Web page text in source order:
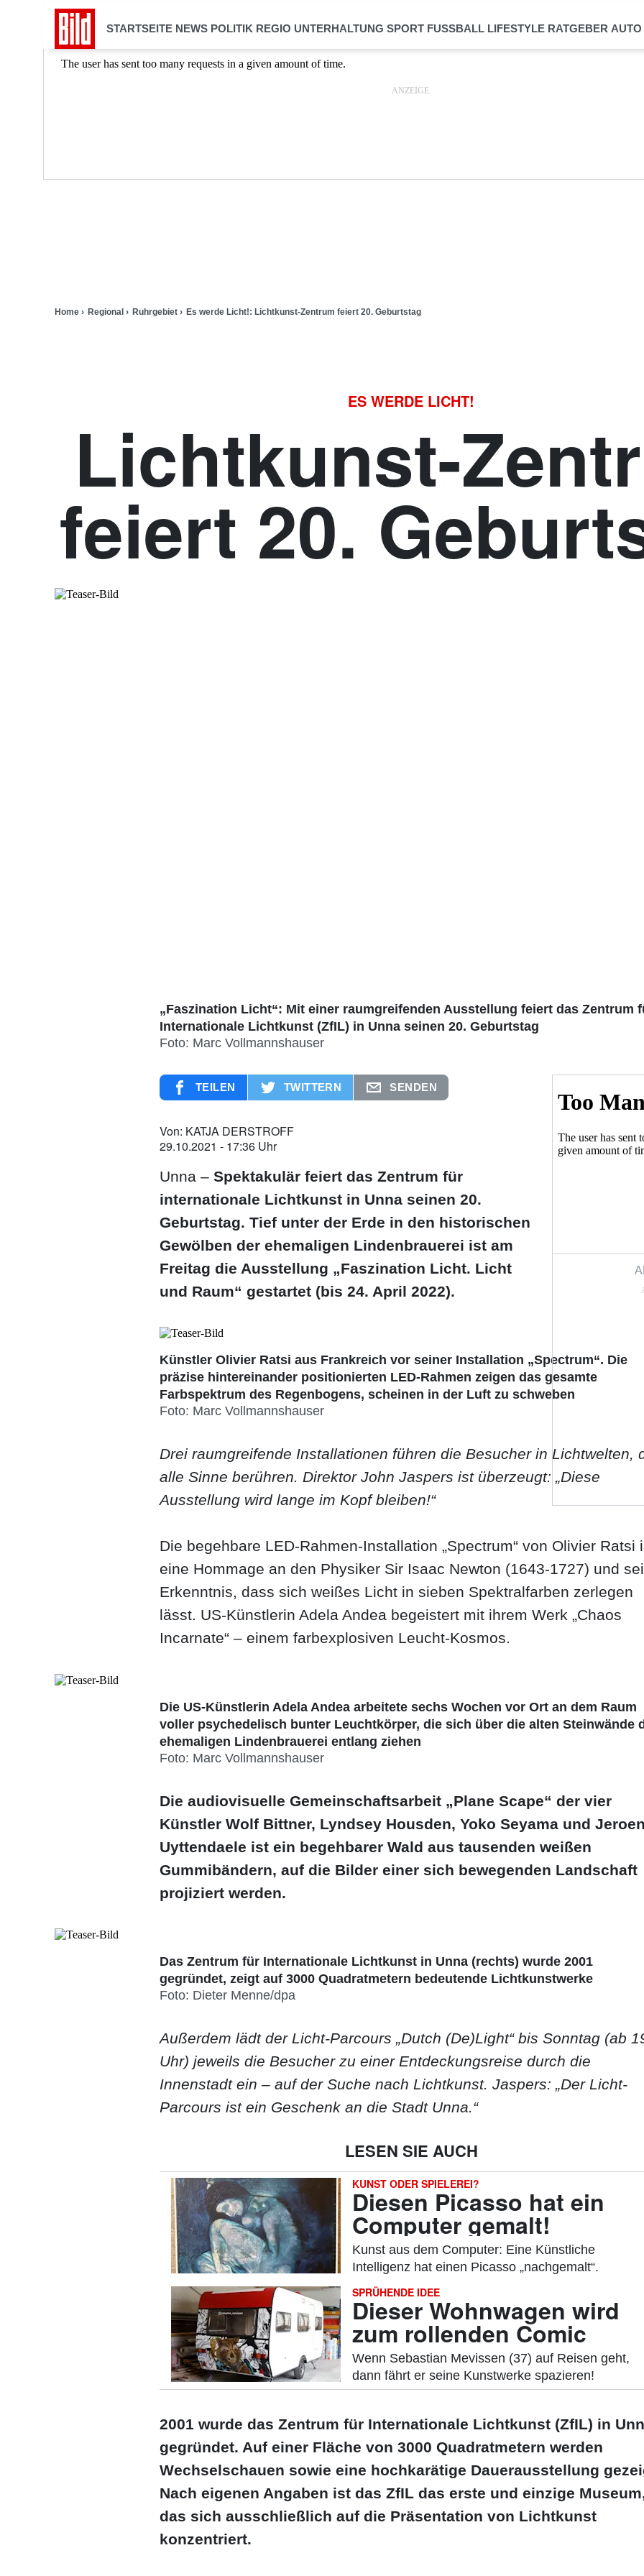
STARTSEITE NEWS POLITIK REGIO UNTERHALTUNG SPORT FUSSBALL LIFESTYLE RATGEBER AUTO
Home Regional Ruhrgebiet Es werde Licht!: Lichtkunst-Zentrum feiert 20. Geburtstag
ES WERDE LICHT!
Lichtkunst-
feiert 20.
„Faszination Licht“: Mit einer raumgreifenden Ausstellung feiert das Zentrum
Internationale Lichtkunst (ZfIL) in Unna seinen 20. Geburtstag
Foto: Marc Vollmannshauser
TEILEN TWITTERN SENDEN
Von: KATJA DERSTROFF
29.10.2021 - 17:36 Uhr
Unna – Spektakulär feiert das Zentrum für
internationale Lichtkunst in Unna seinen 20.
Geburtstag. Tief unter der Erde in den historischen
Gewölben der ehemaligen Lindenbrauerei ist am
Freitag die Ausstellung „Faszination Licht. Licht
und Raum“ gestartet (bis 24. April 2022).
Künstler Olivier Ratsi aus Frankreich vor seiner Installation „Spectrum“. Die
präzise hintereinander positionierten LED-Rahmen zeigen das gesamte
Farbspektrum des Regenbogens, scheinen in der Luft zu schweben
Foto: Marc Vollmannshauser
Drei raumgreifende Installationen führen die Besucher in Lichtwelten,
alle Sinne berühren. Direktor John Jaspers ist überzeugt: „Diese
Ausstellung wird lange im Kopf bleiben!“
Die begehbare LED-Rahmen-Installation „Spectrum“ von Olivier Ratsi
eine Hommage an den Physiker Sir Isaac Newton (1643-1727) und
Erkenntnis, dass sich weißes Licht in sieben Spektralfarben zerlegen
lässt. US-Künstlerin Adela Andea begeistert mit ihrem Werk „Chaos
Incarnate“ – einem farbexplosiven Leucht-Kosmos.
Die US-Künstlerin Adela Andea arbeitete sechs Wochen vor Ort an dem Raum
voller psychedelisch bunter Leuchtkörper, die sich über die alten Steinwände
ehemaligen Lindenbrauerei entlang ziehen
Foto: Marc Vollmannshauser
Die audiovisuelle Gemeinschaftsarbeit „Plane Scape“ der vier
Künstler Wolf Bittner, Lyndsey Housden, Yoko Seyama und
Uyttendaele ist ein begehbarer Wald aus tausenden weißen
Gummibändern, auf die Bilder einer sich bewegenden Landschaft
projiziert werden.
Das Zentrum für Internationale Lichtkunst in Unna (rechts) wurde 2001
gegründet, zeigt auf 3000 Quadratmetern bedeutende Lichtkunstwerke
Foto: Dieter Menne/dpa
Außerdem lädt der Licht-Parcours „Dutch (De)Light“ bis Sonntag (ab
Uhr) jeweils die Besucher zu einer Entdeckungsreise durch die
Innenstadt ein – auf der Suche nach Lichtkunst. Jaspers: „Der Licht-
Parcours ist ein Geschenk an die Stadt Unna.“
LESEN SIE AUCH
KUNST ODER SPIELEREI?
:Diesen Picasso hat ein
Computer gemalt!
Kunst aus dem Computer: Eine Künstliche
Intelligenz hat einen Picasso „nachgemalt“.
SPRÜHENDE IDEE
:Dieser Wohnwagen wird
zum rollenden Comic
Wenn Sebastian Mevissen (37) auf Reisen geht,
dann fährt er seine Kunstwerke spazieren!
2001 wurde das Zentrum für Internationale Lichtkunst (ZfIL) in
gegründet. Auf einer Fläche von 3000 Quadratmetern werden
Wechselschauen sowie eine hochkarätige Dauerausstellung
Nach eigenen Angaben ist das ZfIL das erste und einzige
das sich ausschließlich auf die Präsentation von Lichtkunst
konzentriert.